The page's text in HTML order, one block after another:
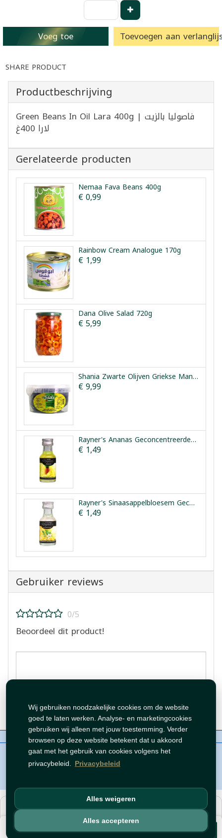
Wij gebruiken noodzakelijke cookies om de website
goed te laten werken. Analyse- en marketingcookies
gebruiken wij alleen met jouw toestemming. Verder
browsen op deze website betekent dat u akkoord
gaat met het gebruik van cookies volgens het
privacybeleid. Privacybeleid
Alles weigeren
Alles accepteren
Voeg toe Toevoegen aan
€ 3,99 Voeg toe
SHARE PRODUCT
Productbeschrijving
Green Beans In Oil Lara 400g | فاصوليا بالزيت
لارا 400غ
Gerelateerde producten
Nemaa Fava Beans 400g
€ 0,99
Rainbow Cream Analogue 170g
€ 1,99
Dana Olive Salad 720g
€ 5,99
Shania Zwarte Olijven Griekse Manier 1.5kg
€ 9,99
Rayner's Ananas Geconcentreerde Smaakessentie 25ml
€ 1,49
Rayner's Sinaasappelbloesem Geconcentreerde Smaakessentie 28ml
€ 1,49
Gebruiker reviews
0/5
Beoordeel dit product!
Beoordeling plaatsen
Over ons Beleid
WhatsAppen
auteursrechten©Tawfeer 2018-2026
هذا متجر جملة. الأسعار وميزات الشراء متاحة فقط للحساباتالمسجّلة
والمفعّلة
سجّل دخولأوافتح حساب .